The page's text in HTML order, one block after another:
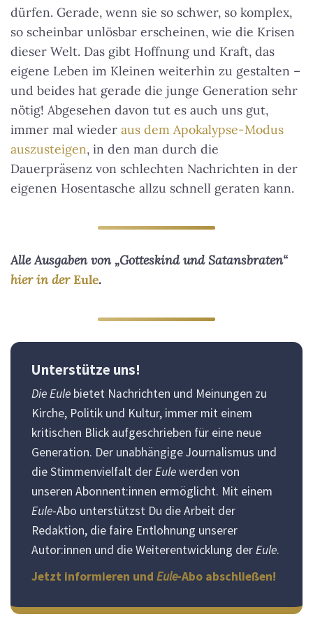
dürfen. Gerade, wenn sie so schwer, so komplex,
so scheinbar unlösbar erscheinen, wie die Krisen
dieser Welt. Das gibt Hoffnung und Kraft, das
eigene Leben im Kleinen weiterhin zu gestalten –
und beides hat gerade die junge Generation sehr
nötig! Abgesehen davon tut es auch uns gut,
immer mal wieder aus dem Apokalypse-Modus
auszusteigen, in den man durch die
Dauerpräsenz von schlechten Nachrichten in der
eigenen Hosentasche allzu schnell geraten kann.
Alle Ausgaben von „Gotteskind und Satansbraten“
hier in derEule.
Unterstütze uns!
Die Eule bietet Nachrichten und Meinungen zu
Kirche, Politik und Kultur, immer mit einem
kritischen Blick aufgeschrieben für eine neue
Generation. Der unabhängige Journalismus und
die Stimmenvielfalt derEulewerden von
unseren Abonnent:innen ermöglicht. Mit einem
Eule-Abo unterstützst Du die Arbeit der
Redaktion, die faire Entlohnung unserer
Autor:innen und die Weiterentwicklung derEule.
Jetzt informieren und Eule-Abo abschließen!